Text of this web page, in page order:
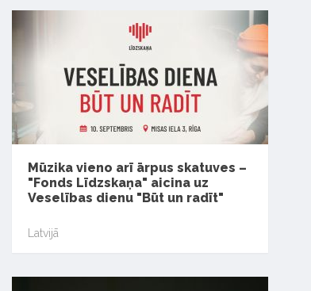
Mūzika vieno arī ārpus skatuves –
"Fonds Līdzskaņa" aicina uz
Veselības dienu "Būt un radīt"
Latvijā